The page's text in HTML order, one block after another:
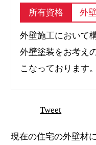
所有資格 外
外壁施工において
外壁塗装をお考え
こなっております。
Tweet
現在の住宅の外壁材